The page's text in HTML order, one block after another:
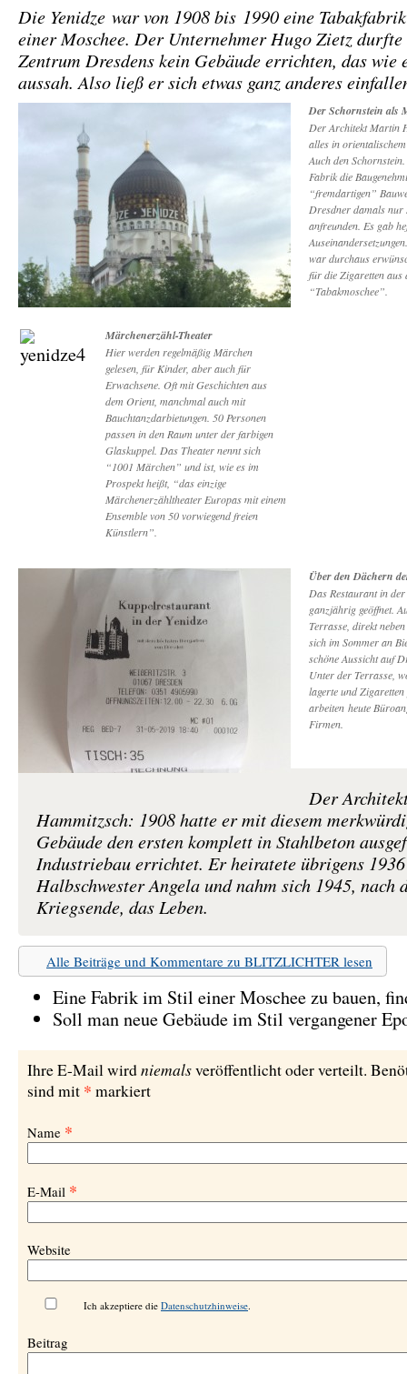
Die Yenidze war von 1908 bis 1990 eine
einer Moschee. Der Unternehmer Hugo Zietz
Zentrum Dresdens kein Gebäude errichten, das wie
aussah. Also ließ er sich etwas ganz anderes
Der Schornstein als
Der Architekt Martin
alles in
Auch den
Fabrik die
“fremdartigen”
Dresdner damals nur
anfreunden. Es gab
war durchaus
für die Zigaretten aus
“Tabakmoschee”.
Märchenerzähl-Theater
Hier werden regelmäßig Märchen
gelesen, für Kinder, aber auch für
Erwachsene. Oft mit Geschichten aus
dem Orient, manchmal auch mit
Bauchtanzdarbietungen. 50 Personen
passen in den Raum unter der farbigen
Glaskuppel. Das Theater nennt sich
“1001 Märchen” und ist, wie es im
Prospekt heißt, “das einzige
Märchenerzähltheater Europas mit einem
Ensemble von 50 vorwiegend freien
Künstlern”.
Über den Dächern
Das Restaurant in
ganzjährig geöffnet.
Terrasse, direkt
sich im Sommer an
schöne Aussicht auf
Unter der Terrasse,
lagerte und
arbeiten heute
Firmen.
Der
Hammitzsch: 1908 hatte er mit diesem
Gebäude den ersten komplett in Stahlbeton
Industriebau errichtet. Er heiratete übrigens
Halbschwester Angela und nahm sich 1945, nach
Kriegsende, das Leben.
Alle Beiträge und Kommentare zu BLITZLICHTER lesen
Eine Fabrik im Stil einer Moschee zu bauen,
Soll man neue Gebäude im Stil vergangener
Ihre E-Mail wirdniemalsveröffentlicht oder verteilt.
sind mit * markiert
Name *
E-Mail *
Website
Ich akzeptiere die Datenschutzhinweise.
Beitrag